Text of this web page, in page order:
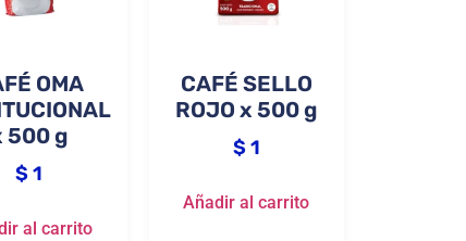
OMA
500 g
$1
al carrito
CAFÉ SELLO
ROJO x 500 g
$1
Añadir al carrito